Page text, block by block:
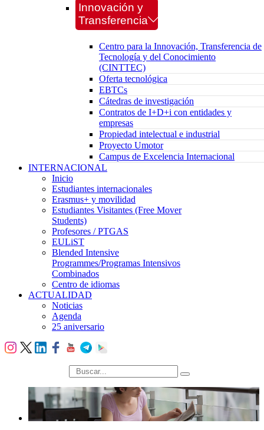
Innovación y
Transferencia
Centro para la Innovación, Transferencia de
Tecnología y del Conocimiento
(CINTTEC)
Oferta tecnológica
EBTCs
Cátedras de investigación
Contratos de I+D+i con entidades y
empresas
Propiedad intelectual e industrial
Proyecto Umotor
Campus de Excelencia Internacional
INTERNACIONAL
Inicio
Estudiantes internacionales
Erasmus+ y movilidad
Estudiantes Visitantes (Free Mover
Students)
Profesores / PTGAS
EULiST
Blended Intensive
Programmes/Programas Intensivos
Combinados
Centro de idiomas
ACTUALIDAD
Noticias
Agenda
25 aniversario
búsqueda